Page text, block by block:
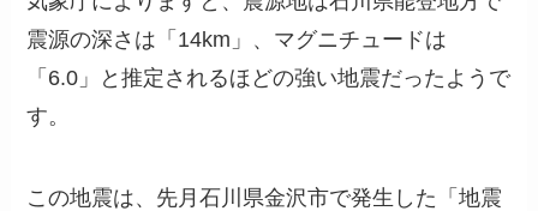
震源の深さは「14km」、マグニチュードは
「6.0」と推定されるほどの強い地震だったようで
す。
この地震は、先月石川県金沢市で発生した「地震